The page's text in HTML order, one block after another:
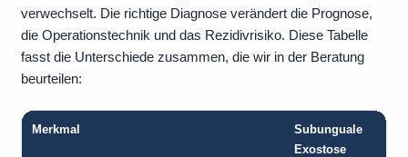
verwechselt. Die richtige Diagnose verändert die Prognose,
die Operationstechnik und das Rezidivrisiko. Diese Tabelle
fasst die Unterschiede zusammen, die wir in der Beratung
beurteilen:
Merkmal
Subunguale
Exostose